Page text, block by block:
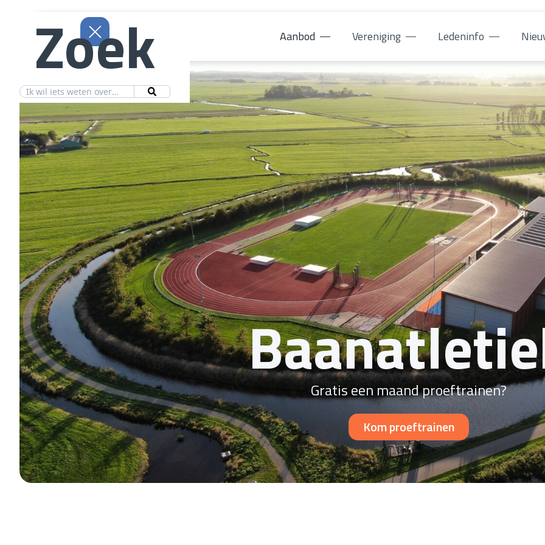
Aanbod Vereniging Ledeninfo
Vereniging
Ledeninfo
Nieuws
Contact
Zoek
Gratis een maand proeftrainen?
Kom proeftrainen